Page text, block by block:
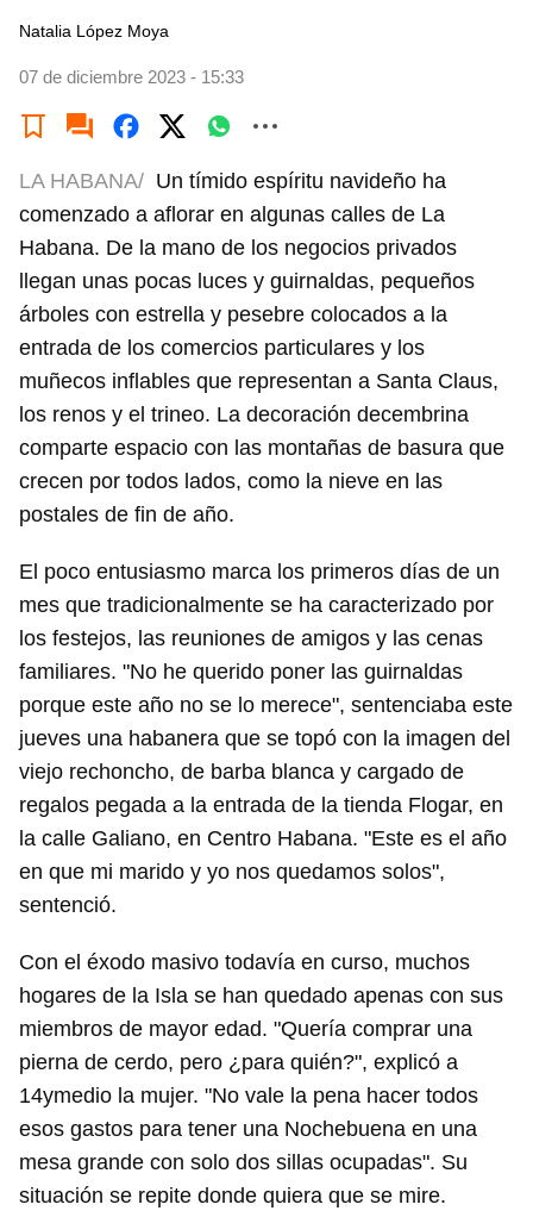
Natalia López Moya
07 de diciembre 2023 - 15:33
LA HABANA/ Un tímido espíritu navideño ha
comenzado a aflorar en algunas calles de La
Habana. De la mano de los negocios privados
llegan unas pocas luces y guirnaldas, pequeños
árboles con estrella y pesebre colocados a la
entrada de los comercios particulares y los
muñecos inflables que representan a Santa Claus,
los renos y el trineo. La decoración decembrina
comparte espacio con las montañas de basura que
crecen por todos lados, como la nieve en las
postales de fin de año.
El poco entusiasmo marca los primeros días de un
mes que tradicionalmente se ha caracterizado por
los festejos, las reuniones de amigos y las cenas
familiares. "No he querido poner las guirnaldas
porque este año no se lo merece", sentenciaba este
jueves una habanera que se topó con la imagen del
viejo rechoncho, de barba blanca y cargado de
regalos pegada a la entrada de la tienda Flogar, en
la calle Galiano, en Centro Habana. "Este es el año
en que mi marido y yo nos quedamos solos",
sentenció.
Con el éxodo masivo todavía en curso, muchos
hogares de la Isla se han quedado apenas con sus
miembros de mayor edad. "Quería comprar una
pierna de cerdo, pero ¿para quién?", explicó a
14ymedio la mujer. "No vale la pena hacer todos
esos gastos para tener una Nochebuena en una
mesa grande con solo dos sillas ocupadas". Su
situación se repite donde quiera que se mire.